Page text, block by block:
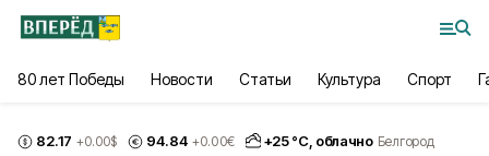
80 лет Победы Новости Статьи Культура Спорт
82.17 +0.00$ 94.84 +0.00€ +25°С, облачно Белгород